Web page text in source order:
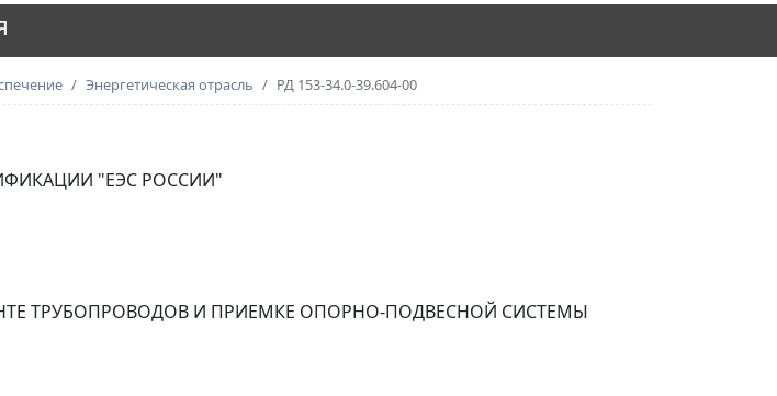
Энергетическая отрасль РД 153-34.0-39.604-00
"ЕЭС РОССИИ"
ТРУБОПРОВОДОВ И ПРИЕМКЕ ОПОРНО-ПОДВЕСНОЙ СИСТЕМЫ